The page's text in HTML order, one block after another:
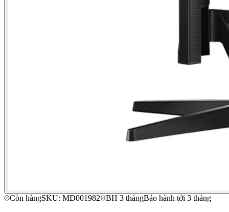
Còn hàngSKU: MD001982 BH 3 thángBảo hành tới 3 tháng